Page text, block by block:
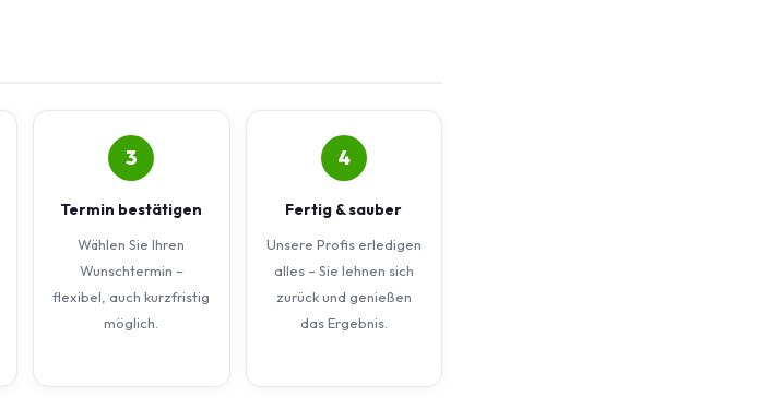
3
Termin bestätigen
Wählen Sie Ihren
Wunschtermin –
flexibel, auch kurzfristig
möglich.
4
Fertig & sauber
Unsere Profis erledigen
alles – Sie lehnen sich
zurück und genießen
das Ergebnis.